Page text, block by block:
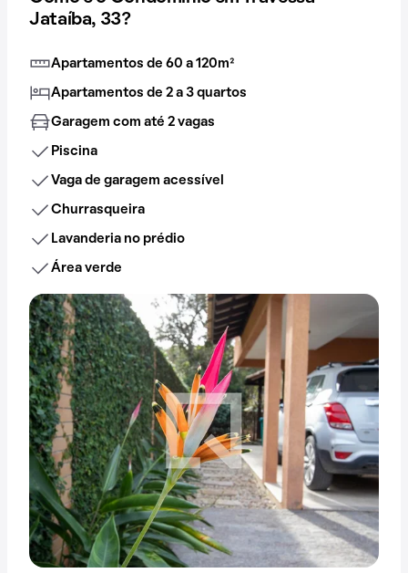
Jataíba, 33?
Apartamentos de 60 a 120m²
Apartamentos de 2 a 3 quartos
Garagem com até 2 vagas
Piscina
Vaga de garagem acessível
Churrasqueira
Lavanderia no prédio
Área verde